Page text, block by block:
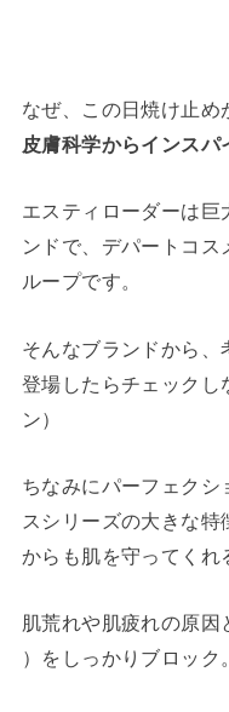
なぜ、この日焼け止め
皮膚科学からインスパ
エスティローダーは巨
ンドで、デパートコ
ループです。
そんなブランドから、
登場したらチェックし
ン）
ちなみにパーフェクシ
スシリーズの大きな特
からも肌を守ってくれ
肌荒れや肌疲れの原
）をしっかりブロック。